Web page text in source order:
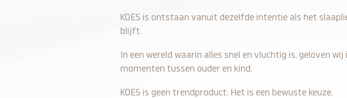
KOES is ontstaan vanuit dezelfde intentie als het
blijft.
In een wereld waarin alles snel en vluchtig is, geloven
momenten tussen ouder en kind.
KOES is geen trendproduct. Het is een bewuste keuze.